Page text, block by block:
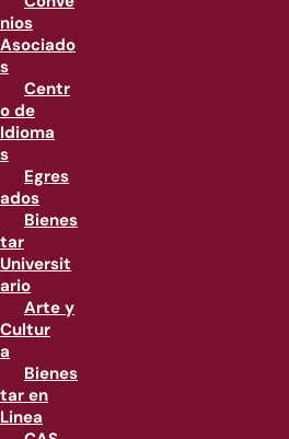
nios
Asociado
s
Centr
o de
Idioma
s
Egres
ados
Bienes
tar
Universit
ario
Arte y
Cultur
a
Bienes
tar en
Linea